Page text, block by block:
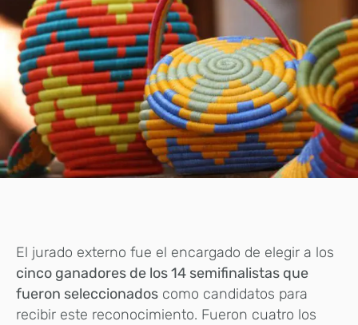
El jurado externo fue el encargado de elegir a los
cinco ganadores de los 14 semifinalistas que
fueron seleccionados como candidatos para
recibir este reconocimiento. Fueron cuatro los